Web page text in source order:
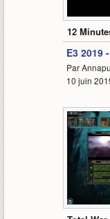
12
E3 2019
Par
10 juin